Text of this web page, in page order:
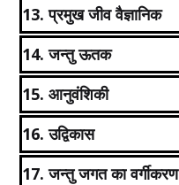
13.प्रमुख जीव वैज्ञानिक
14.जन्तु ऊतक
15. आनुवंशिकी
16.उद्विकास
17.जन्तु जगत का वर्गीकरण